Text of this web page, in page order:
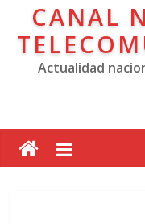
CANAL
Actualidad